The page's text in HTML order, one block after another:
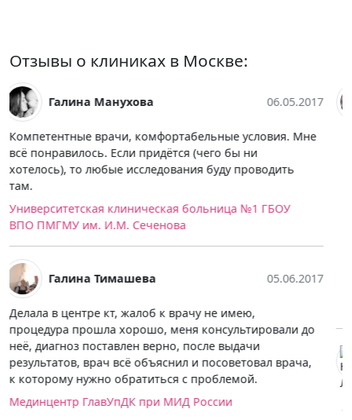
Отзывы о клиниках в Москве:
Екатерина Бражникова 12.05.2017
Клиника довольно хорошая, стоит только зайти в
помещение, чтобы убедиться, как там уютно.
Сложилось впечатление, что попала в какой-то
крутой отель с высококачественным обслуживанием.
Весь персонал клиники состоит из отзывчивых и
добрых людей, готовых помочь и внятно всё
процедуру, с диагнозом не тянули, не успела и чай
попить, как уже готово было заключение. Опытные
врачи, с которыми приятно общаться.
Клиника реабилитации в Хамовниках
Наталья Ларина 10.04.2017
По причине головных болей пришлось прибегнуть к
томографии головы и сосудов мозга и шеи, выбирала